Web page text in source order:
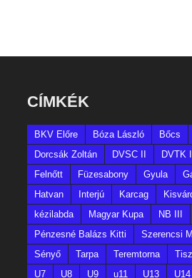
CÍMKÉK
BKV Előre Bóza László Bőcs
Dorcsák Zoltán
DVSC II DVTK II
Felnőtt
Füzesabony Gyula
Hatvan
Interjú Karcag
kézilabda
Magyar Kupa NB III
Pénzesné Balázs Kitti
Szerencsi
Sényő
Tarpa Teremtorna
U7
U8 U9 u11 U13 U14